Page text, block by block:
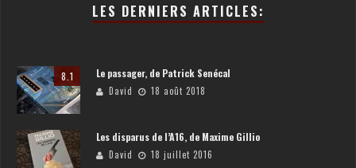
LES DERNIERS ARTICLES:
8.1 Le passager, de Patrick Senécal
David 18 août 2018
Les disparus de l’A16, de Maxime Gillio
David 18 juillet 2016